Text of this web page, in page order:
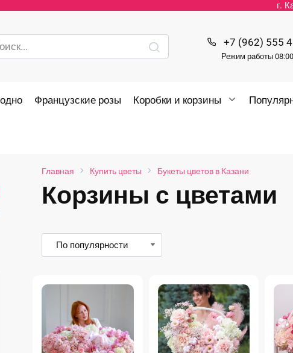
г.
+7 (962) 555
Режим работы
Французские розы Коробки и корзины
Главная Купить цветы Букеты цветов в Казани
Корзины с цветами